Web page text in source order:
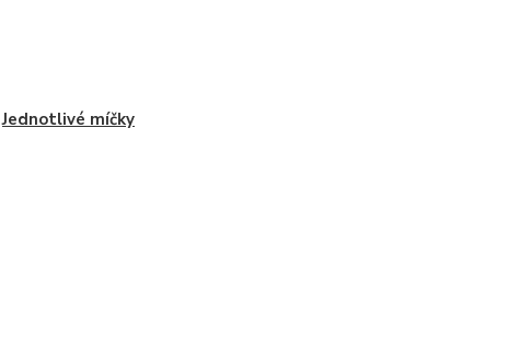
Jednotlivé míčky